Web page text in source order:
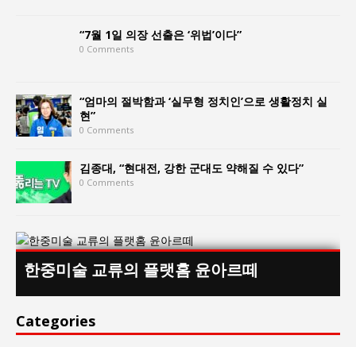
“7월 1일 의장 선출은 ‘위법’이다”
0 Comments
“엄마의 절박함과 ‘실무형 정치인’으로 생활정치 실
현”
0 Comments
김종대, “현대전, 강한 군대도 약해질 수 있다”
0 Comments
한중미술 교류의 플랫홈 윤아르떼
Categories